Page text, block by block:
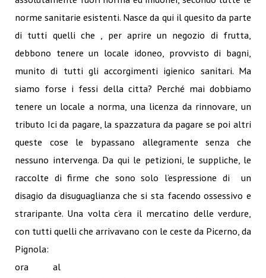
norme sanitarie esistenti. Nasce da qui il quesito da parte
di tutti quelli che , per aprire un negozio di frutta,
debbono tenere un locale idoneo, provvisto di bagni,
munito di tutti gli accorgimenti igienico sanitari. Ma
siamo forse i fessi della citta? Perché mai dobbiamo
tenere un locale a norma, una licenza da rinnovare, un
tributo Ici da pagare, la spazzatura da pagare se poi altri
queste cose le bypassano allegramente senza che
nessuno intervenga. Da qui le petizioni, le suppliche, le
raccolte di firme che sono solo l’espressione di un
disagio da disuguaglianza che si sta facendo ossessivo e
straripante. Una volta c’era il mercatino delle verdure,
con tutti quelli che arrivavano con le ceste da Picerno, da
Pignola:
ora al